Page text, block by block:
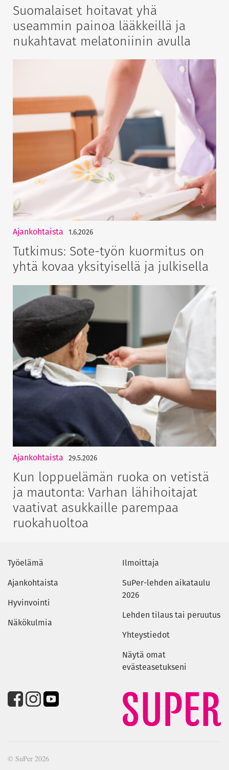
Suomalaiset hoitavat yhä
useammin painoa lääkkeillä ja
nukahtavat melatoniinin avulla
Ajankohtaista 1.6.2026
Tutkimus: Sote-työn kuormitus on
yhtä kovaa yksityisellä ja julkisella
Ajankohtaista 29.5.2026
Kun loppuelämän ruoka on vetistä
ja mautonta: Varhan lähihoitajat
vaativat asukkaille parempaa
ruokahuoltoa
Työelämä
Ajankohtaista
Hyvinvointi
Näkökulmia
Ilmoittaja
SuPer-lehden aikataulu
2026
Lehden tilaus tai peruutus
Yhteystiedot
Näytä omat
evästeasetukseni
© SuPer 2026